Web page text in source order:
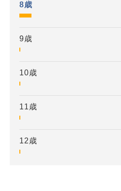
8歳
9歳
10歳
11歳
12歳